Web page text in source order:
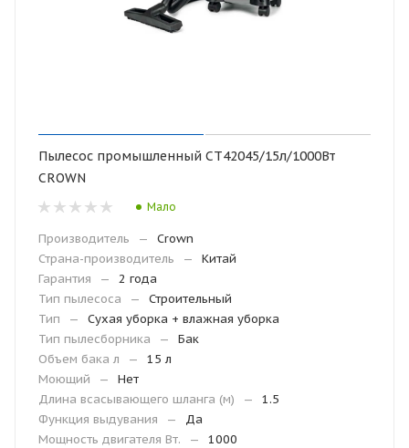
Пылесос промышленный СТ42045/15л/1000Вт
CROWN
Мало
Производитель —
Crown
Страна-производитель
—
Китай
Гарантия
—
2 года
Тип пылесоса
—
Строительный
Тип
—
Сухая уборка + влажная уборка
Тип пылесборника
—
Бак
Объем бака л
—
15 л
Моющий
—
Нет
Длина всасывающего шланга (м)
—
1.5
Функция выдувания
—
Да
Мощность двигателя Вт.
—
1000